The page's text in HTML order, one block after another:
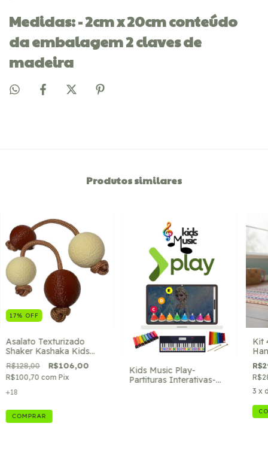
Medidas: - 2cm x 20cm conteúdo
da embalagem 2 claves de
madeira
Produtos similares
17% OFF
Asalato Texturizado
Shaker Kashaka Kids
Music (par)
R$128,00 R$106,00
R$100,70 com Pix
+18
COMPRAR
Kids Music Play-
Partituras Interativas-
Kit
3 x